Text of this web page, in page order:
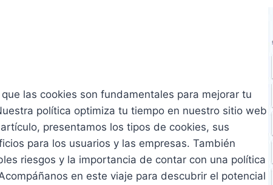
que las cookies son fundamentales para mejorar tu
política optimiza tu tiempo en nuestro sitio web
presentamos los tipos de cookies, sus
para los usuarios y las empresas. También
riesgos y la importancia de contar con una política
en este viaje para descubrir el potencial